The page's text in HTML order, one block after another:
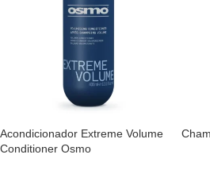
Acondicionador Extreme Volume
Conditioner Osmo